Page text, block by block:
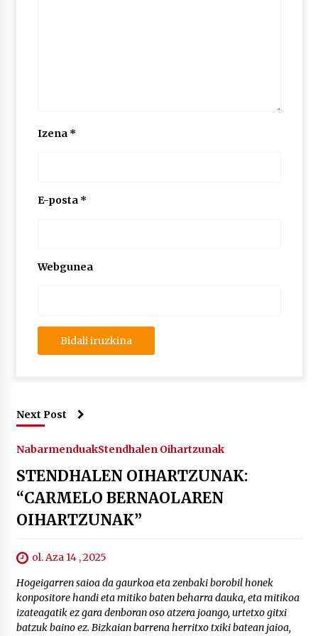
Izena *
E-posta *
Webgunea
Next Post
NabarmenduakStendhalen Oihartzunak
STENDHALEN OIHARTZUNAK:
“CARMELO BERNAOLAREN
OIHARTZUNAK”
ol. Aza 14 , 2025
Hogeigarren saioa da gaurkoa eta zenbaki borobil honek
konpositore handi eta mitiko baten beharra dauka, eta mitikoa
izateagatik ez gara denboran oso atzera joango, urtetxo gitxi
batzuk baino ez. Bizkaian barrena herritxo txiki batean jaioa,